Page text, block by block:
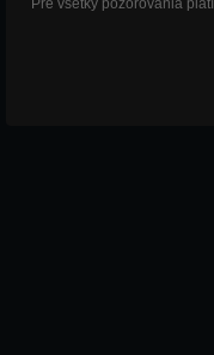
Pre všetky pozorovania